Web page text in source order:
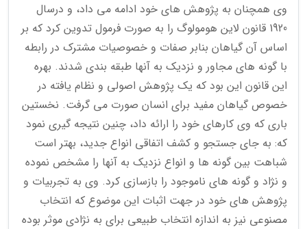
وی همچنان به پژوهش های خود ادامه می داد، و درسال
1920 قانون لاین هومولوگ را به صورت فرمول تدوین کرد که بر
اساس آن گیاهان بنابر صفات و خصوصیات مشترک در رابطه
با گونه های مجاور و نزدیک به آنها طبقه بندی شدند. بهره
این قانون این بود که یک پژوهش اصولی و نظام یافته در
خصوص گیاهان مفید برای انسان صورت می گرفت. نخستین
باری که وی کارهای خود را ارائه داد، چنین نتیجه گیری نمود
که: به جای جستجو و کشف اتفاقی انواع جدید، بهتر است
شباهت بین گونه ها و انواع نزدیک به آنها را مشخص نموده
و نژاد و گونه های ناموجود را بازسازی کرد. وی به تجربیات و
پژوهش های خود در جهت اثبات این موضوع که انتخاب
مصنوعی نیز به اندازه انتخاب طبیعی برای به نژادی موثر بوده